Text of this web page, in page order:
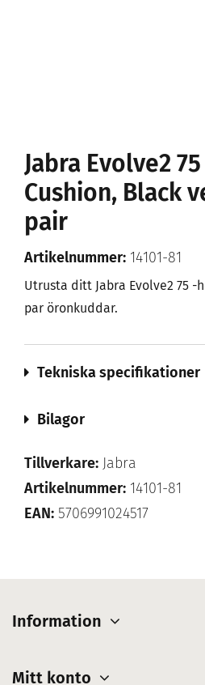
Jabra Evolve2
Cushion, Black
pair
Artikelnummer: 14101-81
Utrusta ditt Jabra Evolve2 75
par öronkuddar.
Tekniska specifikationer
Bilagor
Tillverkare: Jabra
Artikelnummer: 14101-81
EAN: 5706991024517
Information
Mitt konto